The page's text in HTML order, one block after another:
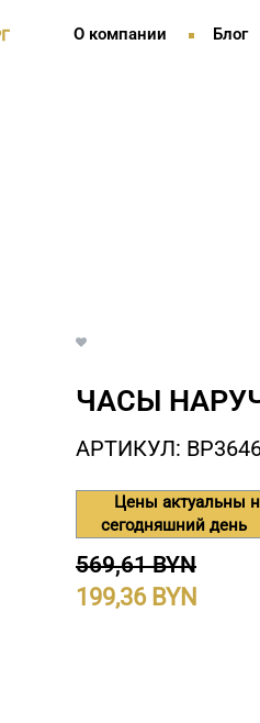
О компании Блог
ЧАСЫ
АРТИКУЛ:
Цены актуальны
сегодняшний день
569,61 BYN
199,36